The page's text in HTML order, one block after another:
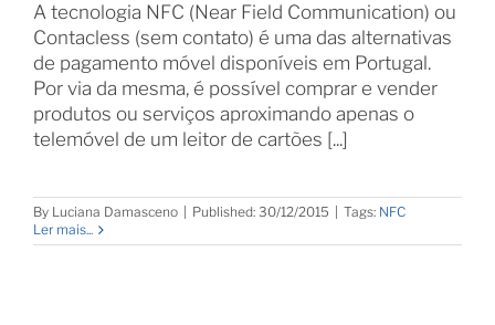
A tecnologia NFC (Near Field Communication) ou
Contacless (sem contato) é uma das alternativas
de pagamento móvel disponíveis em Portugal.
Por via da mesma, é possível comprar e vender
produtos ou serviços aproximando apenas o
telemóvel de um leitor de cartões [...]
By Luciana Damasceno Published: 30/12/2015 Tags: NFC
Ler mais...